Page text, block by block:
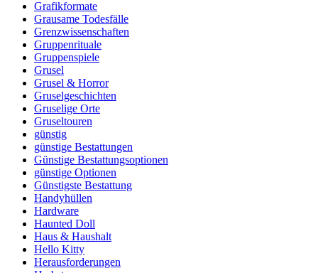
Grafikformate
Grausame Todesfälle
Grenzwissenschaften
Gruppenrituale
Gruppenspiele
Grusel
Grusel & Horror
Gruselgeschichten
Gruselige Orte
Gruseltouren
günstig
günstige Bestattungen
Günstige Bestattungsoptionen
günstige Optionen
Günstigste Bestattung
Handyhüllen
Hardware
Haunted Doll
Haus & Haushalt
Hello Kitty
Herausforderungen